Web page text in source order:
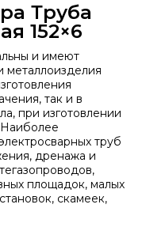
Труба
152×6
и имеют
так и в
при изготовлении
труб
дренажа и
площадок, малых
скамеек,